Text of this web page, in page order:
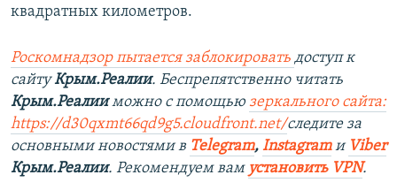
квадратных километров.
Роскомнадзор пытается заблокировать доступ к
сайтуКрым.Реалии. Беспрепятственно читать
Крым.Реалииможно с помощью зеркального сайта:
https://d30qxmt66qd9g5.cloudfront.net/следите за
основными новостями в Telegram, Instagramи Viber
Крым.Реалии. Рекомендуем вам установить VPN.